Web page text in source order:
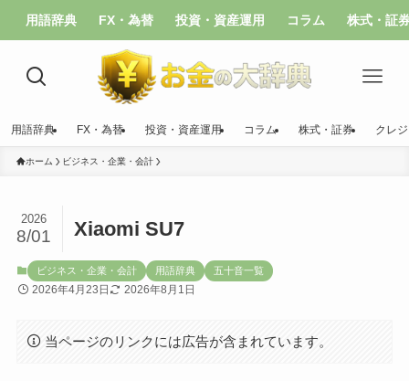
用語辞典 FX・為替 投資・資産運用 コラム 株式・証
用語辞典 FX・為替 投資・資産運用 コラム 株式・証券 クレ
ホーム ビジネス・企業・会計
Xiaomi SU7
2026
8/01
ビジネス・企業・会計 用語辞典 五十音一覧
2026年4月23日 2026年8月1日
当ページのリンクには広告が含まれています。